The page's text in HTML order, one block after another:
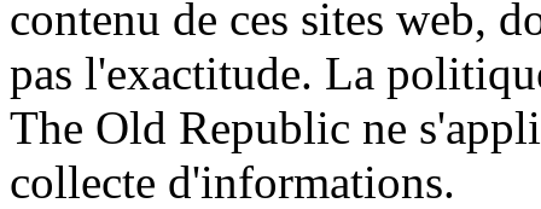
contenu de ces sites web,
pas l'exactitude. La
The Old Republic ne
collecte d'informations.